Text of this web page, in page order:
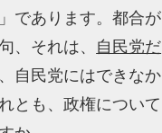
であります。都合が
、それは、 自民党だ
自民党にはできなか
とも、政権について